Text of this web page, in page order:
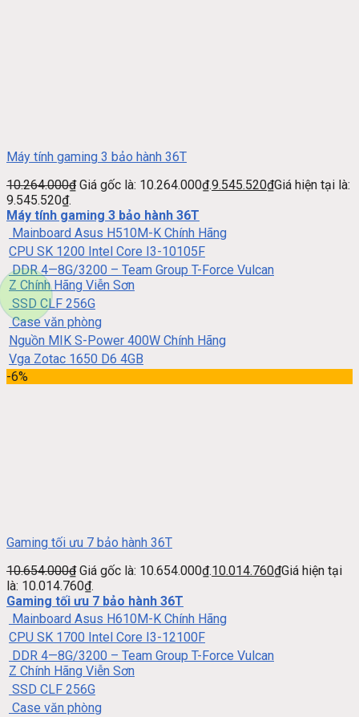
Máy tính gaming 3 bảo hành 36T
10.264.000₫ Giá gốc là: 10.264.000₫.9.545.520₫Giá hiện tại là:
9.545.520₫.
Máy tính gaming 3 bảo hành 36T
Mainboard Asus H510M-K Chính Hãng
CPU SK 1200 Intel Core I3-10105F
DDR 4—8G/3200 – Team Group T-Force Vulcan
Z Chính Hãng Viễn Sơn
SSD CLF 256G
Case văn phòng
Nguồn MIK S-Power 400W Chính Hãng
Vga Zotac 1650 D6 4GB
-6%
Gaming tối ưu 7 bảo hành 36T
10.654.000₫ Giá gốc là: 10.654.000₫.10.014.760₫Giá hiện tại
là: 10.014.760₫.
Gaming tối ưu 7 bảo hành 36T
Mainboard Asus H610M-K Chính Hãng
CPU SK 1700 Intel Core I3-12100F
DDR 4—8G/3200 – Team Group T-Force Vulcan
Z Chính Hãng Viễn Sơn
SSD CLF 256G
Case văn phòng